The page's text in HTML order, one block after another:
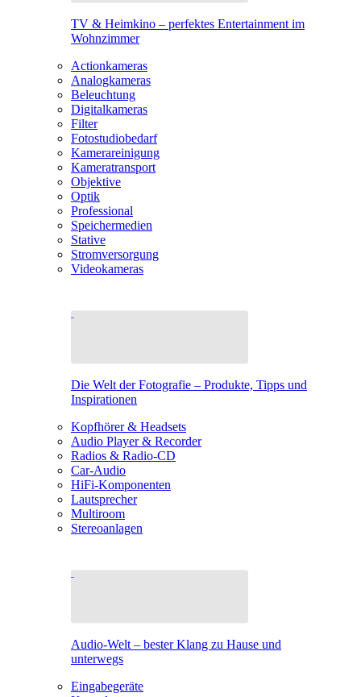
TV & Heimkino – perfektes Entertainment im
Wohnzimmer
Actionkameras
Analogkameras
Beleuchtung
Digitalkameras
Filter
Fotostudiobedarf
Kamerareinigung
Kameratransport
Objektive
Optik
Professional
Speichermedien
Stative
Stromversorgung
Videokameras
Die Welt der Fotografie – Produkte, Tipps und
Inspirationen
Kopfhörer & Headsets
Audio Player & Recorder
Radios & Radio-CD
Car-Audio
HiFi-Komponenten
Lautsprecher
Multiroom
Stereoanlagen
Audio-Welt – bester Klang zu Hause und
unterwegs
Eingabegeräte